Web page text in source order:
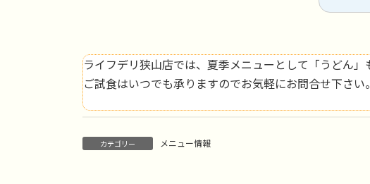
ライフデリ狭山店では、夏季メニューとして「うどん」
ご試食はいつでも承りますのでお気軽にお問合せ下さい。
カテゴリー メニュー情報